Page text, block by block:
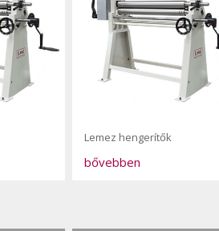
Lemez hengerítők
bővebben